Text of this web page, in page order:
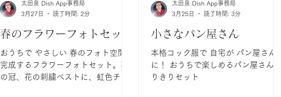
しない赤ちゃん撮影 ゴキゲン笑顔
の１枚をGETするノウハウ POINT１
スマホ撮影の基本設定 POINT 2 赤ち
ーズ・アイデア POINT 3 失敗しな
い！新米ママが陥りやすいNGポイン
トと解決策 POINT 4 撮影中止のサイ
春のフラワーフォトセット
おうちで やさしい 春のフォト空間が
完成するフラワーフォトセット。花
の冠、花の刺繍ベストに、虹色チュ
太田泉 Dish App事務局
3月27日
読了時間: 2分
小さなパン屋さん
本格コック服で 自宅が パン屋さん
に！ おうちで楽しめるパン屋さんな
りきりセット
太田泉 Dish App事務局
3月25日
読了時間: 3分